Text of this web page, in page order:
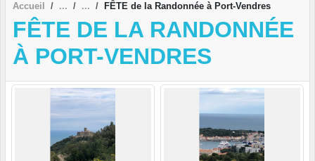
Accueil FÊTE de la Randonnée à Port-Vendres
FÊTE DE LA RANDONNÉE
À PORT-VENDRES